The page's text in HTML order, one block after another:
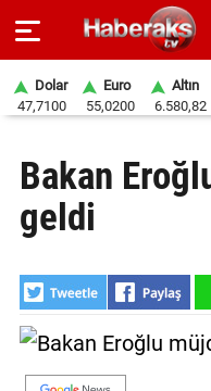
SPOR
YAŞAM
EKONOMİ
BELEDİYELER
SAĞLIK
Dolar
47,7100
Euro
55,0200
Altın
6.580,82
Bakan
geldi